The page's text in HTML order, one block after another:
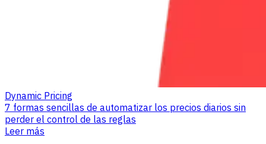
Dynamic Pricing
7 formas sencillas de automatizar los precios diarios sin
perder el control de las reglas
Leer más